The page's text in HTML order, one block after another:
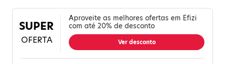
SUPER
OFERTA
Aproveite as melhores ofertas em Efizi
com até 20% de desconto
Ver desconto